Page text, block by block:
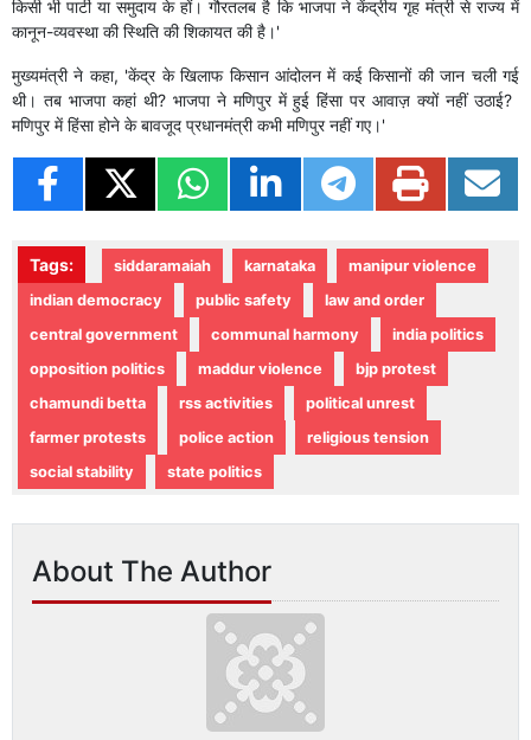
किसी भी पार्टी या समुदाय के हों। गौरतलब है कि भाजपा ने केंद्रीय गृह मंत्री से राज्य में
कानून-व्यवस्था की स्थिति की शिकायत की है।'
मुख्यमंत्री ने कहा, 'केंद्र के खिलाफ किसान आंदोलन में कई किसानों की जान चली गई
थी। तब भाजपा कहां थी? भाजपा ने मणिपुर में हुई हिंसा पर आवाज़ क्यों नहीं उठाई? ​​
मणिपुर में हिंसा होने के बावजूद प्रधानमंत्री कभी मणिपुर नहीं गए।'
Tags: siddaramaiah karnataka
manipur violence
indian democracy
public safety
law and order
central government
communal harmony
india politics
opposition politics
maddur violence
bjp protest
chamundi betta
rss activities
political unrest
farmer protests
police action
religious tension
social stability
state politics
About The Author